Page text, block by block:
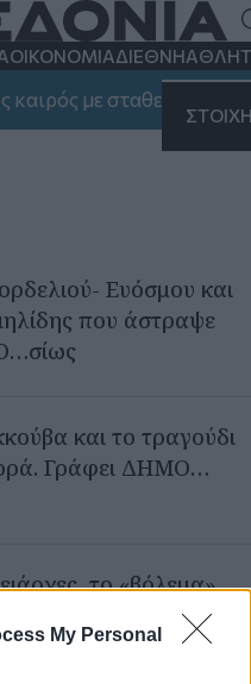
My Personal
ΟΙΚΟΝΟΜΙΑΔΙΕΘΝΗ
καιρός με σταθερά
Ευόσμου και
που άστραψε
και το τραγούδι
Γράφει ΔΗΜΟ…
το «βόλεμα»